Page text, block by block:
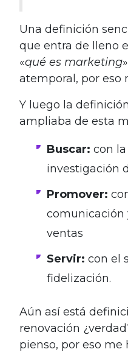
Una definición
que entra de lleno
«qué es marketing
atemporal, por eso
Y luego la
ampliaba de esta
Buscar: con
investigación
Promover:
comunicación
ventas
Servir: con el
fidelización.
Aún así está
renovación
pienso, por eso me